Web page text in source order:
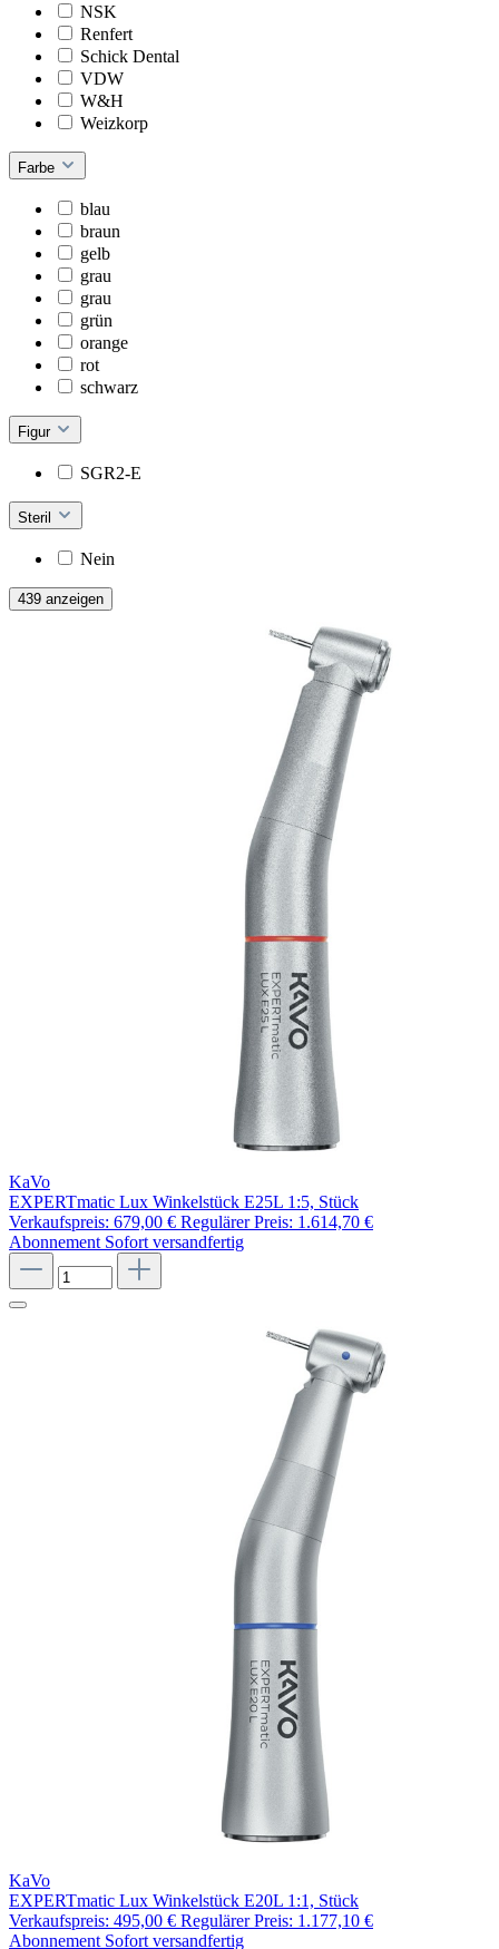
NSK
Renfert
Schick Dental
VDW
W&H
Weizkorp
Farbe
blau
braun
gelb
grau
grau
grün
orange
rot
schwarz
Figur
SGR2-E
Steril
Nein
439 anzeigen
KaVo
EXPERTmatic Lux Winkelstück E25L 1:5, Stück
Verkaufspreis: 679,00 € Regulärer Preis: 1.614,70 €
Abonnement Sofort versandfertig
KaVo
EXPERTmatic Lux Winkelstück E20L 1:1, Stück
Verkaufspreis: 495,00 € Regulärer Preis: 1.177,10 €
Abonnement Sofort versandfertig